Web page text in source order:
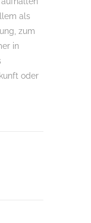
als
zum
in
oder